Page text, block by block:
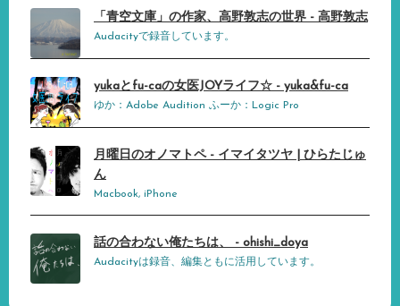
「青空文庫」の作家、高野敦志の世界 - 高野敦志
Audacityで録音しています。
yukaとfu-caの女医JOYライフ☆ - yuka&fu-ca
ゆか：Adobe Audition ふーか：Logic Pro
月曜日のオノマトペ - イマイタツヤ | ひらたじゅ
ん
Macbook, iPhone
話の合わない俺たちは、 - ohishi_doya
Audacityは録音、編集ともに活用しています。